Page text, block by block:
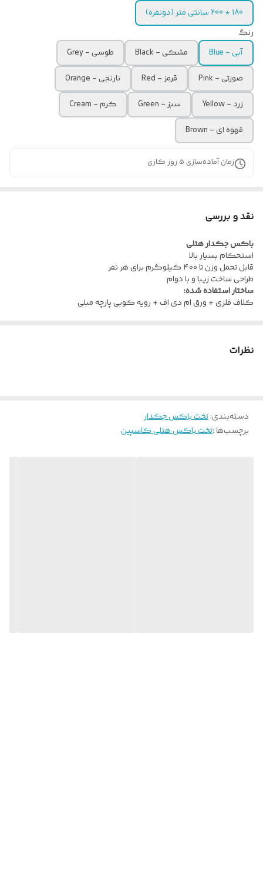
180 * 200 سانتی متر (دونفره)
رنگ
آبی - Blue
مشکی - Black
طوسی - Grey
صورتی - Pink
قرمز - Red
نارنجی - Orange
زرد - Yellow
سبز - Green
کرم - Cream
قهوه ای - Brown
زمان آماده‌سازی 5 روز کاری
نقد و بررسی
باکس جکدار هتلی
استحکام بسیار بالا
قابل تحمل وزن تا ۴۰۰ کیلوگرم برای هر نفر
طراحی ساخت زیبا و با دوام
ساختار استفاده شده:
کلاف فلزی + ورق ام دی اف + رویه کوبی پارچه مبلی
نظرات
دسته‌بندی:تخت باکس جکدار
برچسب‌ها :تخت باکس هتلی کاسپین